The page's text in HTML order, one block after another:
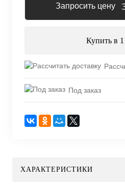
Купить в
Под заказ
ХАРАКТЕРИСТИКИ